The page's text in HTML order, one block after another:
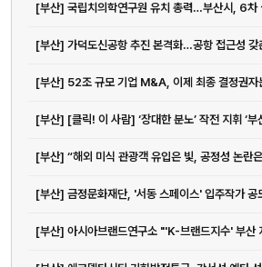
[부산] 국립치의학연구원 유치 총력…부산시, 6차
[부산] 52조 규모 기업 M&A, 이제 최종 결정권자
[부산] [클릭! 이 사람] ‘장대한 분노’ 작전 지휘 ‘부
[부산] “해외 미식 관광객 유입은 빛, 공정성 논란
[부산] 금정문화재단, '서동 스페이스' 입주작가